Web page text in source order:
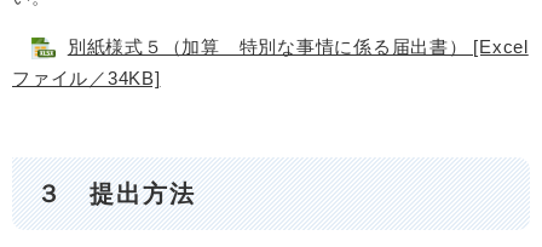
別紙様式５（加算 特別な事情に係る届出書） [Excel
ファイル／34KB]
３ 提出方法